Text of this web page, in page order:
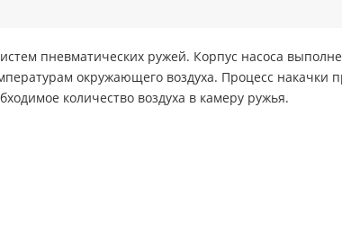
пневматических ружей. Корпус насоса
окружающего воздуха. Процесс накачки
количество воздуха в камеру ружья.